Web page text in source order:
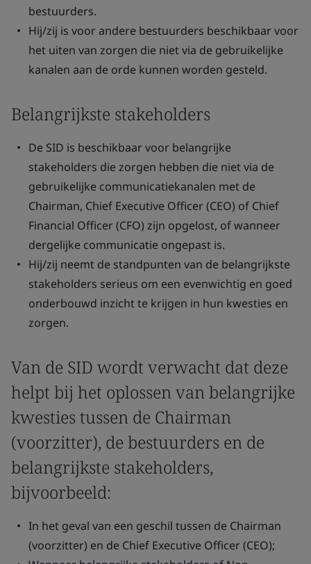
bestuurders.
Hij/zij is voor andere bestuurders beschikbaar voor
het uiten van zorgen die niet via de gebruikelijke
kanalen aan de orde kunnen worden gesteld.
Belangrijkste stakeholders
De SID is beschikbaar voor belangrijke
stakeholders die zorgen hebben die niet via de
gebruikelijke communicatiekanalen met de
Chairman, Chief Executive Officer (CEO) of Chief
Financial Officer (CFO) zijn opgelost, of wanneer
dergelijke communicatie ongepast is.
Hij/zij neemt de standpunten van de belangrijkste
stakeholders serieus om een evenwichtig en goed
onderbouwd inzicht te krijgen in hun kwesties en
zorgen.
Van de SID wordt verwacht dat deze
helpt bij het oplossen van belangrijke
kwesties tussen de Chairman
(voorzitter), de bestuurders en de
belangrijkste stakeholders,
bijvoorbeeld:
In het geval van een geschil tussen de Chairman
(voorzitter) en de Chief Executive Officer (CEO);